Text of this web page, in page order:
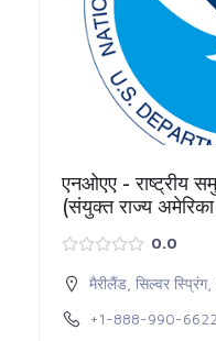
एनओएए - राष्ट्रीय
(संयुक्त राज्य अमेरिका
0.0
मैरीलैंड सिल्वर स्प्रिंग,
+1-888-990-6622